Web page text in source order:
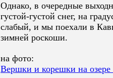
Однако, в очередные
густой-густой снег, на
слабый, и мы поехали в
зимней роскоши.
на фото:
Вершки и корешки на